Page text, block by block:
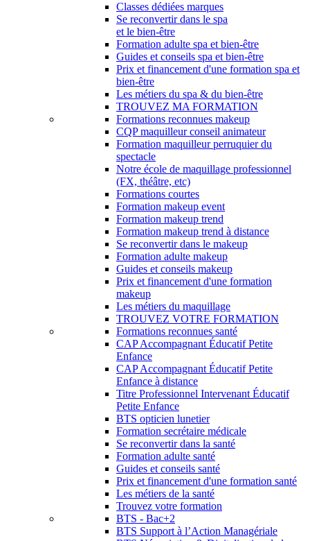
Classes dédiées marques
Se reconvertir dans le spa
et le bien-être
Formation adulte spa et bien-être
Guides et conseils spa et bien-être
Prix et financement d'une formation spa et
bien-être
Les métiers du spa & du bien-être
TROUVEZ MA FORMATION
Formations reconnues makeup
CQP maquilleur conseil animateur
Formation maquilleur perruquier du
spectacle
Notre école de maquillage professionnel
(FX, théâtre, etc)
Formations courtes
Formation makeup event
Formation makeup trend
Formation makeup trend à distance
Se reconvertir dans le makeup
Formation adulte makeup
Guides et conseils makeup
Prix et financement d'une formation
makeup
Les métiers du maquillage
TROUVEZ VOTRE FORMATION
Formations reconnues santé
CAP Accompagnant Éducatif Petite
Enfance
CAP Accompagnant Éducatif Petite
Enfance à distance
Titre Professionnel Intervenant Éducatif
Petite Enfance
BTS opticien lunetier
Formation secrétaire médicale
Se reconvertir dans la santé
Formation adulte santé
Guides et conseils santé
Prix et financement d'une formation santé
Les métiers de la santé
Trouvez votre formation
BTS - Bac+2
BTS Support à l’Action Managériale